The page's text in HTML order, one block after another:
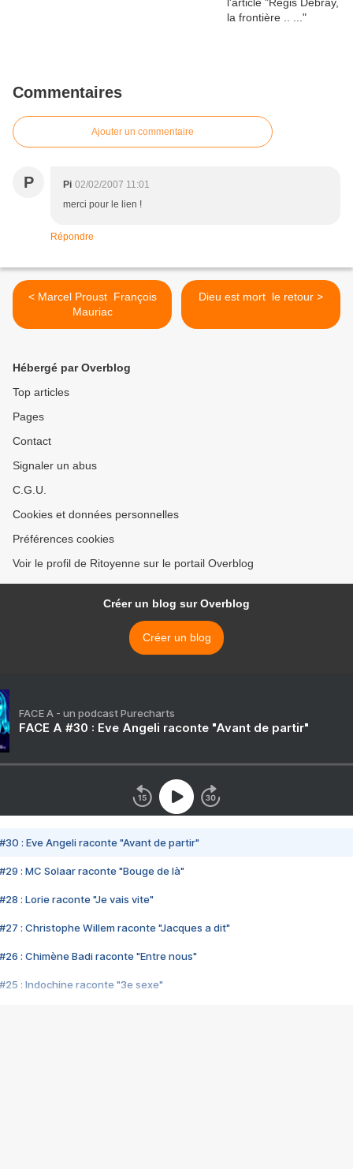
Commentaires
Ajouter un commentaire
P Pi 02/02/2007 11:01
merci pour le lien !
Répondre
< Marcel Proust  François
Mauriac
Dieu est mort  le retour >
Hébergé par Overblog
Top articles
Pages
Contact
Signaler un abus
C.G.U.
Cookies et données personnelles
Préférences cookies
Voir le profil de Ritoyenne sur le portail Overblog
Créer un blog sur Overblog
Créer un blog
FACE A - un podcast Purecharts
FACE A #30 : Eve Angeli raconte "Avant de partir"
#30 : Eve Angeli raconte "Avant de partir"
#29 : MC Solaar raconte "Bouge de là"
#28 : Lorie raconte "Je vais vite"
#27 : Christophe Willem raconte "Jacques a dit"
#26 : Chimène Badi raconte "Entre nous"
#25 : Indochine raconte "3e sexe"